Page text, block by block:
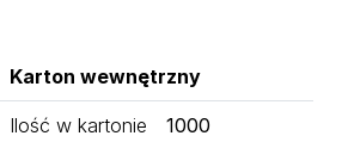
Karton wewnętrzny
Ilość w kartonie 1000